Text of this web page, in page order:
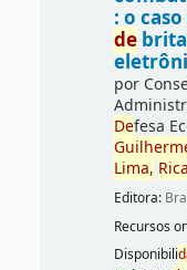
: o
de
por
Defesa
Lima,
Editora:
Recursos
Disponibili